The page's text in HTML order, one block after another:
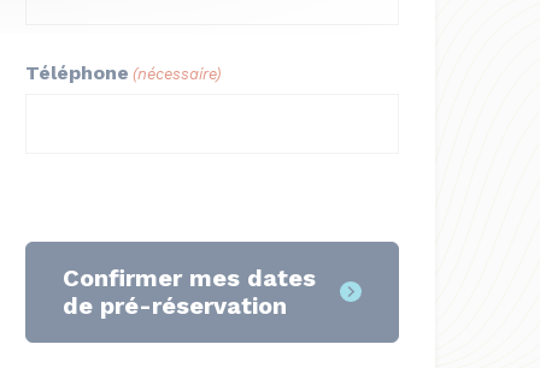
Téléphone (nécessaire)
Confirmer mes dates
de pré-réservation